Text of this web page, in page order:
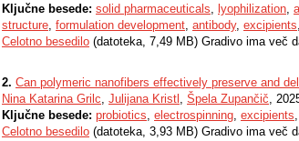
Ključne besede: solid pharmaceuticals, lyophilization,
structure, formulation development, antibody, excipients,
Celotno besedilo (datoteka, 7,49 MB) Gradivo ima več
2. Can polymeric nanofibers effectively preserve and
Nina Katarina Grilc, Julijana Kristl , Špela Zupančič,
Ključne besede: probiotics, electrospinning, excipients,
Celotno besedilo (datoteka, 3,93 MB) Gradivo ima več